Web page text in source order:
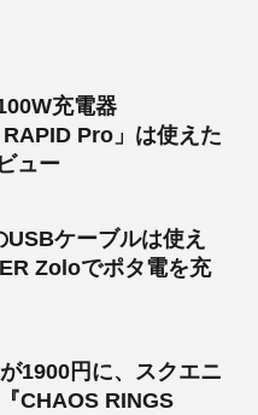
充電器
RAPID Pro」は使えた
ュー
ケーブルは使え
Zoloでポタ電を充
1900円に、スクエニ
CHAOS RINGS